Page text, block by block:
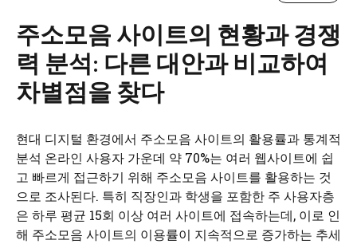
주소모음 사이트의 현황과 경쟁
력 분석: 다른 대안과 비교하여
차별점을 찾다
현대 디지털 환경에서 주소모음 사이트의 활용률과 통계적
분석 온라인 사용자 가운데 약 70%는 여러 웹사이트에 쉽
고 빠르게 접근하기 위해 주소모음 사이트를 활용하는 것
으로 조사된다. 특히 직장인과 학생을 포함한 주 사용자층
은 하루 평균 15회 이상 여러 사이트에 접속하는데, 이로 인
해 주소모음 사이트의 이용률이 지속적으로 증가하는 추세